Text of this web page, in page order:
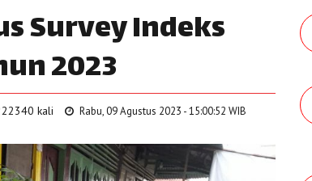
Survey Indeks
2023
kali Rabu, 09 Agustus 2023 - 15:00:52 WIB